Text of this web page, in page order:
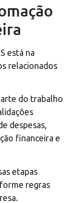
está na
relacionados
do trabalho
despesas,
financeira e
etapas
regras